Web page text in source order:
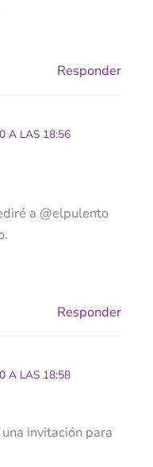
Responder
A LAS 18:56
a @elpulento
Responder
A LAS 18:58
invitación para